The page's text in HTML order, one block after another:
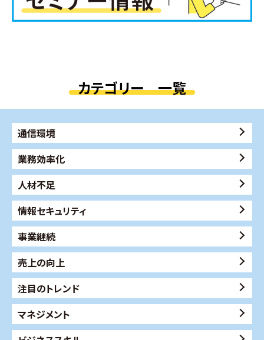
カテゴリー 一覧
通信環境
業務効率化
人材不足
情報セキュリティ
事業継続
売上の向上
注目のトレンド
マネジメント